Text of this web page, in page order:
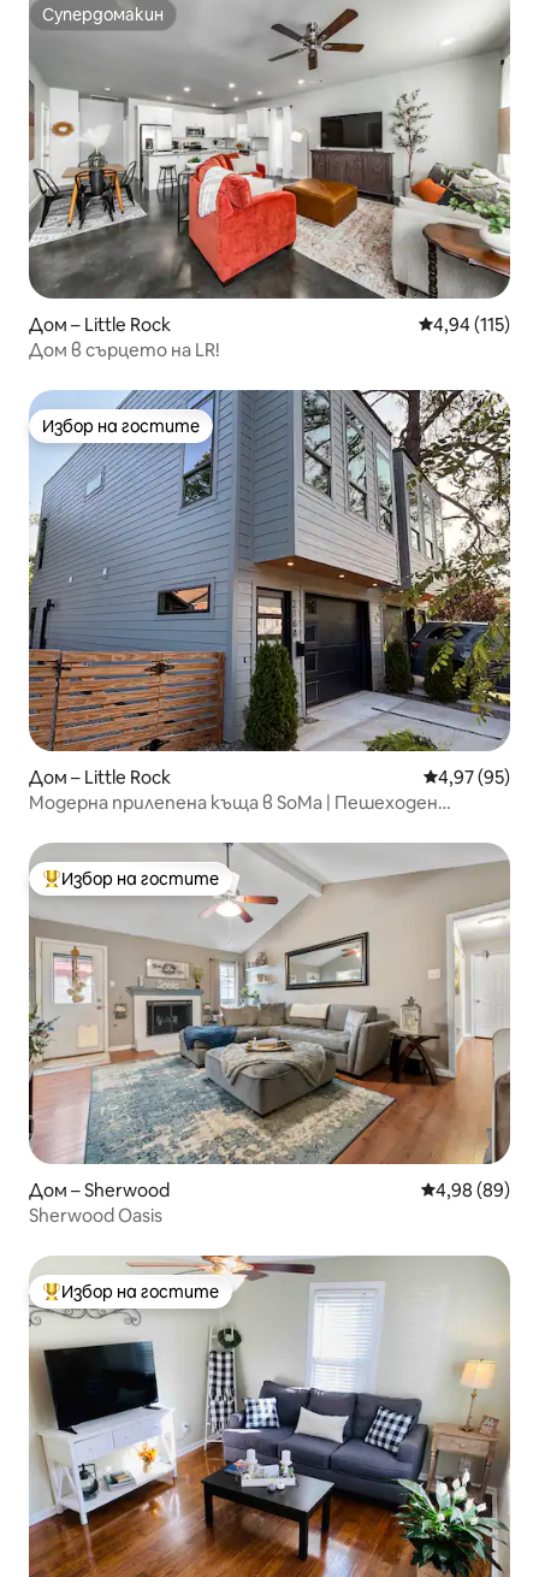
Супердомакин
Супердомакин
Дом – Little Rock Средна
4,94 (115)
Дом в сърцето на LR!
Избор на гостите
Избор на гостите
Дом – Little Rock Средна
4,97 (95)
Модерна прилепена къща в SoMa | Пешеходен
Най-популярен избор на гостите
Избор на гостите
Дом – Sherwood Средна
4,98 (89)
Sherwood Oasis
Най-популярен избор на гостите
Избор на гостите